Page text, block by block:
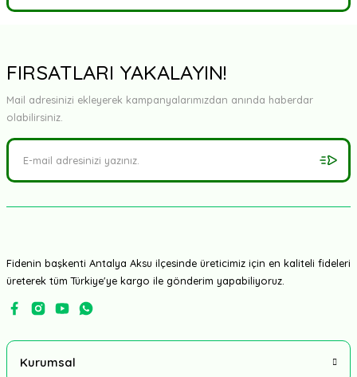
Bu ürüne ilk yorumu siz yapın!
FIRSATLARI YAKALAYIN!
Mail adresinizi ekleyerek kampanyalarımızdan anında haberdar
olabilirsiniz.
Fidenin başkenti Antalya Aksu ilçesinde üreticimiz için en kaliteli fideleri
üreterek tüm Türkiye'ye kargo ile gönderim yapabiliyoruz.
Kurumsal